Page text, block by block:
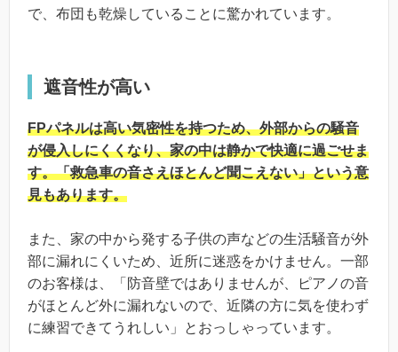
で、布団も乾燥していることに驚かれています。
遮音性が高い
FPパネルは高い気密性を持つため、外部からの騒音
が侵入しにくくなり、家の中は静かで快適に過ごせま
す。「救急車の音さえほとんど聞こえない」という意
見もあります。
また、家の中から発する子供の声などの生活騒音が外
部に漏れにくいため、近所に迷惑をかけません。一部
のお客様は、「防音壁ではありませんが、ピアノの音
がほとんど外に漏れないので、近隣の方に気を使わず
に練習できてうれしい」とおっしゃっています。